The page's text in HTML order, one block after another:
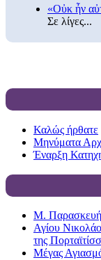
«Οὐκ ἦν
Σε λίγες...
Καλώς ήρθατε
Μηνύματα
Έναρξη
Μ.
Αγίου
της
Μέγας